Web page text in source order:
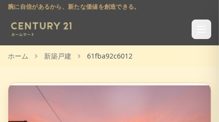
腕に自信があるから、新たな価値を創造できる。
ホーム 新築戸建 61fba92c6012